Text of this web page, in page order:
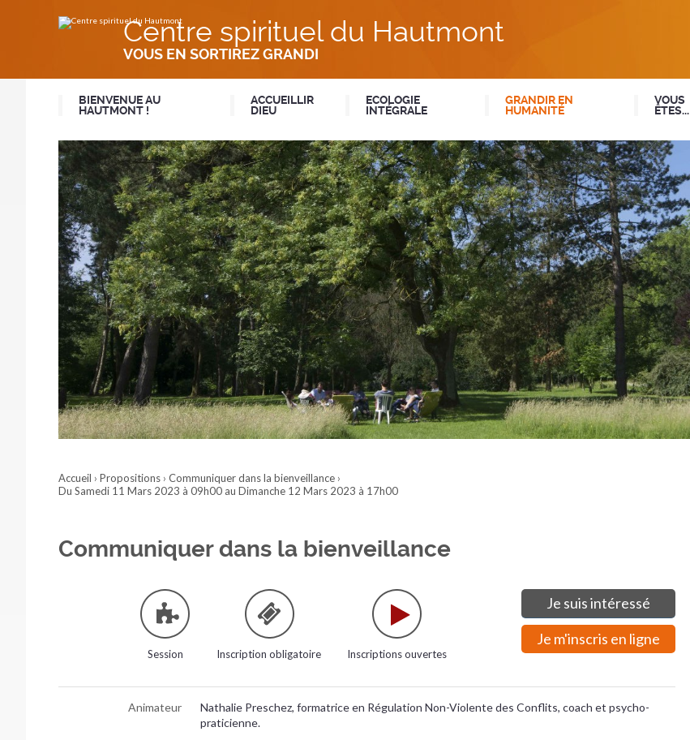
contenu.
Centre spirituel du Hautmont
VOUS EN SORTIREZ GRANDI
BIENVENUE AU
HAUTMONT !
ACCUEILLIR
DIEU
ECOLOGIE
INTÉGRALE
GRANDIR EN
HUMANITÉ
VOUS
ÊTES...
Accueil › Propositions › Communiquer dans la bienveillance ›
Du Samedi 11 Mars 2023 à 09h00 au Dimanche 12 Mars 2023 à 17h00
Communiquer dans la bienveillance
Session Inscription obligatoire Inscriptions ouvertes
Je suis intéressé
Je m'inscris en ligne
Animateur
Nathalie Preschez, formatrice en Régulation Non-Violente des Conflits, coach et psycho-
praticienne.